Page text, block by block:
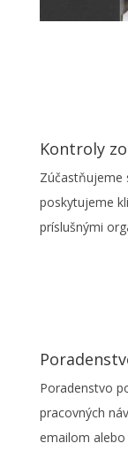
Kontroly
Zúčastňujeme
poskytujeme
príslušnými
Poradenstvo
pracovných
emailom alebo